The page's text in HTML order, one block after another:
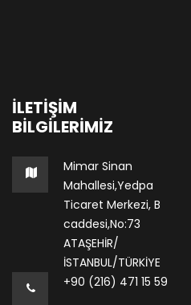
İLETIŞIM
BILGILERIMIZ
Mimar Sinan
Mahallesi,Yedpa
Ticaret Merkezi, B
caddesi,No:73
ATAŞEHİR/
İSTANBUL/TÜRKİYE
+90 (216) 471 15 59